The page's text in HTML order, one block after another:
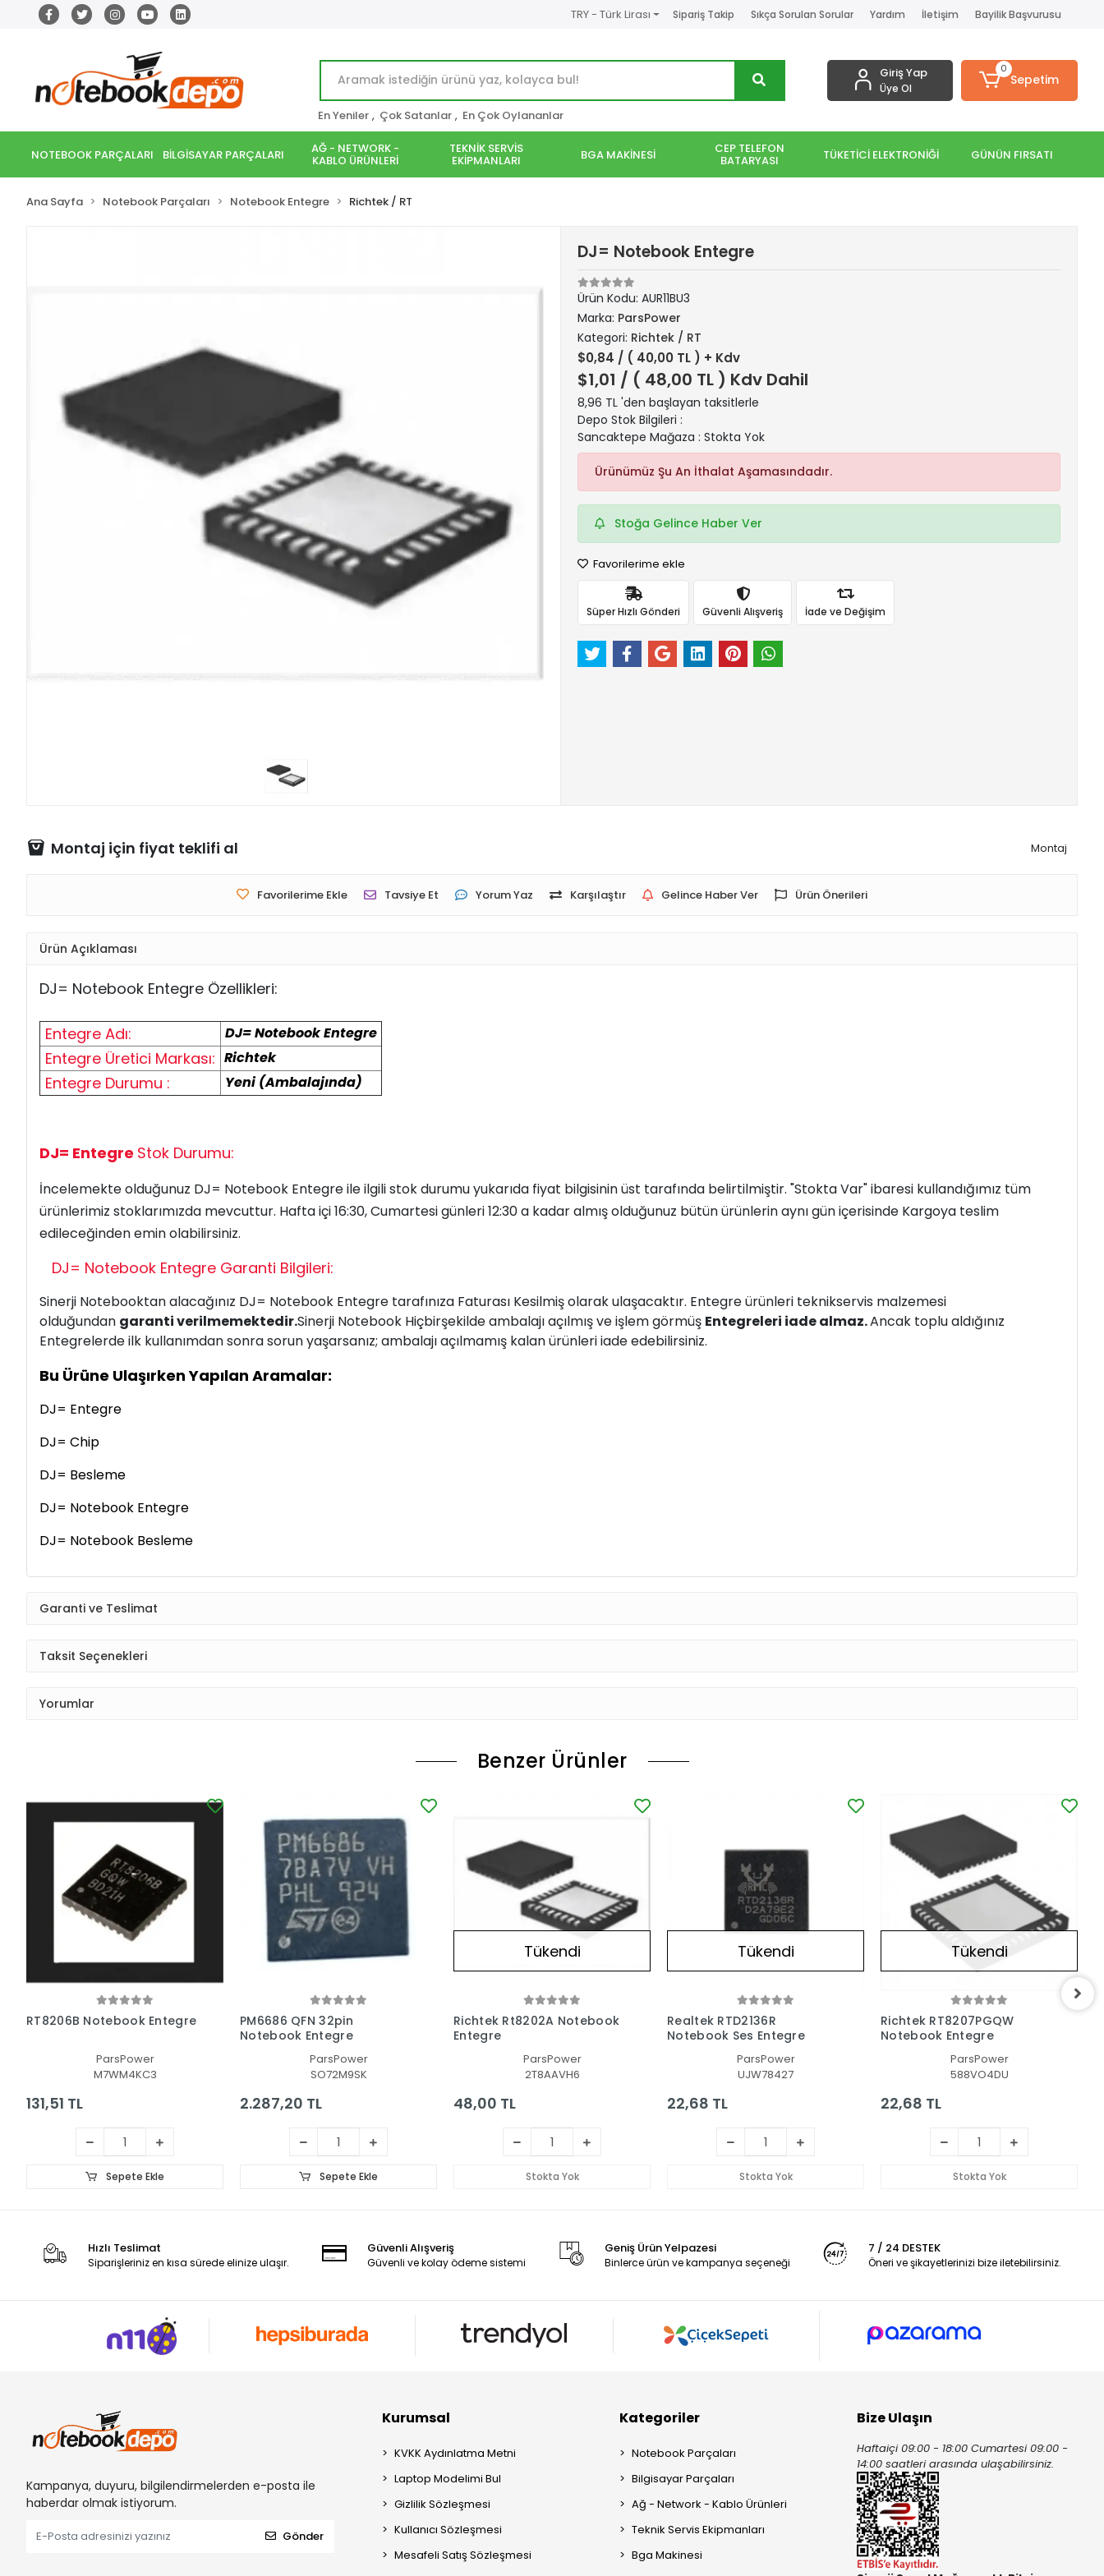
TRY - Türk Lirası Sipariş Takip Sıkça Sorulan Sorular Yardım İletişim Bayilik Başvurusu
En Yeniler , Çok Satanlar , En Çok Oylananlar
Giriş Yap
Üye Ol
0
Sepetim
NOTEBOOK PARÇALARI BİLGİSAYAR PARÇALARI AĞ - NETWORK -
KABLO ÜRÜNLERİ
TEKNİK SERVİS
EKİPMANLARI BGA MAKİNESİ CEP TELEFON
BATARYASI TÜKETİCİ ELEKTRONİĞİ GÜNÜN FIRSATI
Ana Sayfa Notebook Parçaları Notebook Entegre Richtek / RT
DJ= Notebook Entegre
Ürün Kodu: AUR11BU3
Marka: ParsPower
Kategori: Richtek / RT
$0,84 / ( 40,00 TL ) + Kdv
$1,01 / ( 48,00 TL ) Kdv Dahil
8,96 TL 'den başlayan taksitlerle
Depo Stok Bilgileri :
Sancaktepe Mağaza : Stokta Yok
Ürünümüz Şu An İthalat Aşamasındadır.
Stoğa Gelince Haber Ver
Favorilerime ekle
Süper Hızlı Gönderi Güvenli Alışveriş İade ve Değişim
Montaj için fiyat teklifi al Montaj
Favorilerime Ekle Tavsiye Et Yorum Yaz Karşılaştır Gelince Haber Ver Ürün Önerileri
Ürün Açıklaması
DJ= Notebook Entegre Özellikleri:
Entegre Adı: DJ= Notebook Entegre
Entegre Üretici Markası: Richtek
Entegre Durumu : Yeni (Ambalajında)
DJ= Entegre Stok Durumu:
İncelemekte olduğunuz DJ= Notebook Entegreile ilgili stok durumu yukarıda fiyat bilgisinin üst tarafında belirtilmiştir. "Stokta Var" ibaresi kullandığımız tüm
ürünlerimiz stoklarımızda mevcuttur. Hafta içi 16:30, Cumartesi günleri 12:30 a kadar almış olduğunuz bütün ürünlerin aynı gün içerisinde Kargoya teslim
edileceğinden eminolabilirsiniz.
DJ= Notebook Entegre Garanti Bilgileri:
Sinerji Notebooktan alacağınız DJ= Notebook Entegre tarafınıza Faturası Kesilmiş olarak ulaşacaktır. Entegre ürünleri teknikservis malzemesi
olduğundan garanti verilmemektedir.Sinerji Notebook Hiçbirşekilde ambalajı açılmış ve işlem görmüş Entegreleri iade almaz.Ancak toplu aldığınız
Entegrelerde ilk kullanımdan sonra sorun yaşarsanız; ambalajı açılmamış kalan ürünleri iade edebilirsiniz.
Bu Ürüne Ulaşırken Yapılan Aramalar:
DJ= Entegre
DJ= Chip
DJ= Besleme
DJ= Notebook Entegre
DJ= Notebook Besleme
Garanti ve Teslimat
Taksit Seçenekleri
Yorumlar
Benzer Ürünler
RT8206B Notebook Entegre
ParsPower
M7WM4KC3
131,51 TL
Sepete Ekle
PM6686 QFN 32pin
Notebook Entegre
ParsPower
SO72M9SK
2.287,20 TL
Sepete Ekle
Tükendi
Richtek Rt8202A Notebook
Entegre
ParsPower
2T8AAVH6
48,00 TL
Stokta Yok
Tükendi
Realtek RTD2136R
Notebook Ses Entegre
ParsPower
UJW78427
22,68 TL
Stokta Yok
Tükendi
Richtek RT8207PGQW
Notebook Entegre
ParsPower
588VO4DU
22,68 TL
Stokta Yok
Hızlı Teslimat
Siparişleriniz en kısa sürede elinize ulaşır.
Güvenli Alışveriş
Güvenli ve kolay ödeme sistemi
Geniş Ürün Yelpazesi
Binlerce ürün ve kampanya seçeneği
7 / 24 DESTEK
Öneri ve şikayetlerinizi bize iletebilirsiniz.
Kampanya, duyuru, bilgilendirmelerden e-posta ile
haberdar olmak istiyorum.
Gönder
Kurumsal
KVKK Aydınlatma Metni
Laptop Modelimi Bul
Gizlilik Sözleşmesi
Kullanıcı Sözleşmesi
Mesafeli Satış Sözleşmesi
Kategoriler
Notebook Parçaları
Bilgisayar Parçaları
Ağ - Network - Kablo Ürünleri
Teknik Servis Ekipmanları
Bga Makinesi
Bize Ulaşın
Haftaiçi 09:00 - 18:00 Cumartesi 09:00 -
14:00 saatleri arasında ulaşabilirsiniz.